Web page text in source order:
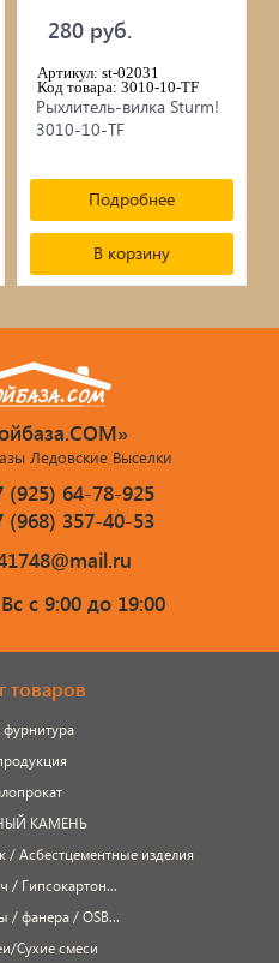
280 руб.
Артикул: st-02031
Код товара: 3010-10-TF
Рыхлитель-вилка Sturm!
3010-10-TF
Подробнее
В корзину
Ледовские Выселки
(925) 64-78-925
(968) 357-40-53
c 9:00 до 19:00
товаров
КАМЕНЬ
Асбестцементные изделия
/ Гипсокартон...
/ фанера / OSB...
Сухие смеси